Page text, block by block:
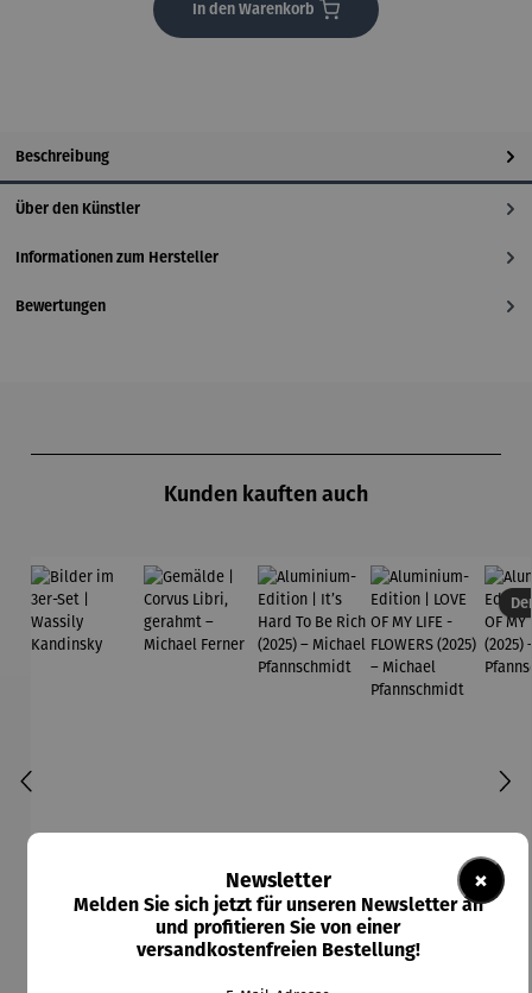
In den Warenkorb
Beschreibung
Über den Künstler
Informationen zum Hersteller
Bewertungen
Kunden kauften auch
×
Newsletter
Melden Sie sich jetzt für unseren Newsletter an
und profitieren Sie von einer
versandkostenfreien Bestellung!